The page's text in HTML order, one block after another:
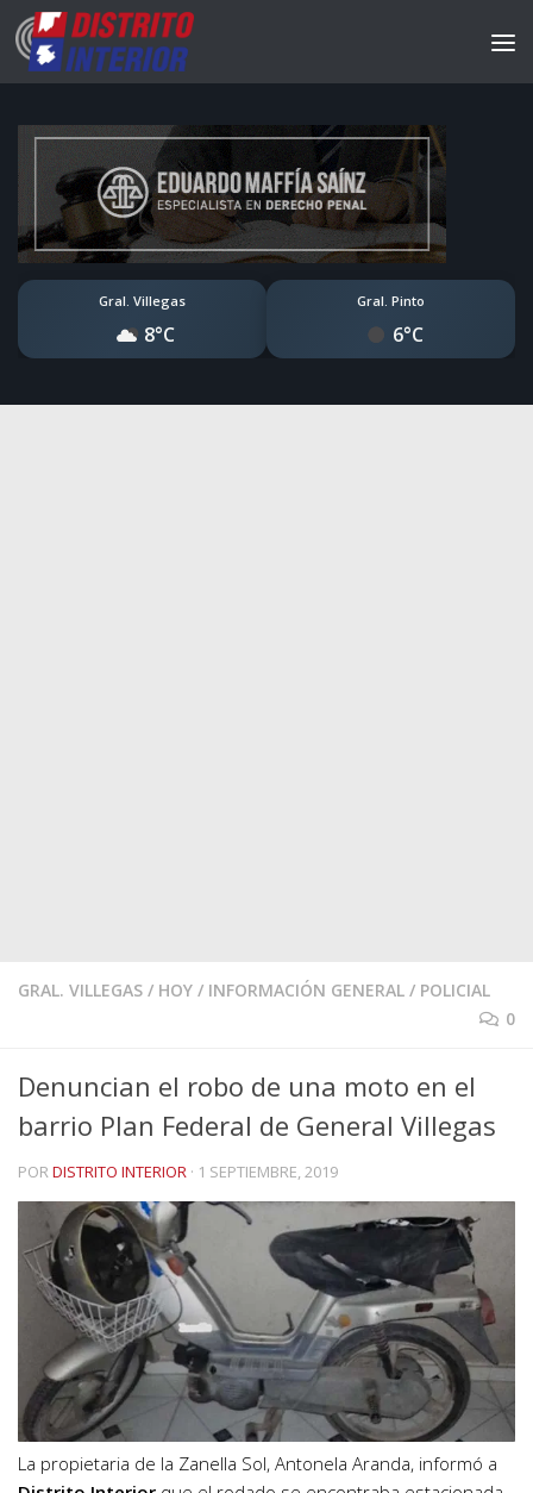
Gral. Villegas
8°C
Gral. Pinto
6°C
GRAL. VILLEGAS / HOY / INFORMACIÓN GENERAL / POLICIAL
0
Denuncian el robo de una moto en el
barrio Plan Federal de General Villegas
PORDISTRITO INTERIOR · 1 SEPTIEMBRE, 2019
La propietaria de la Zanella Sol, Antonela Aranda, informó a